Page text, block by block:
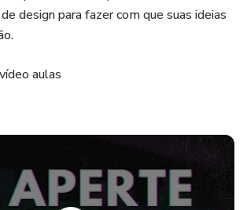
design para fazer com que suas ideias
aulas